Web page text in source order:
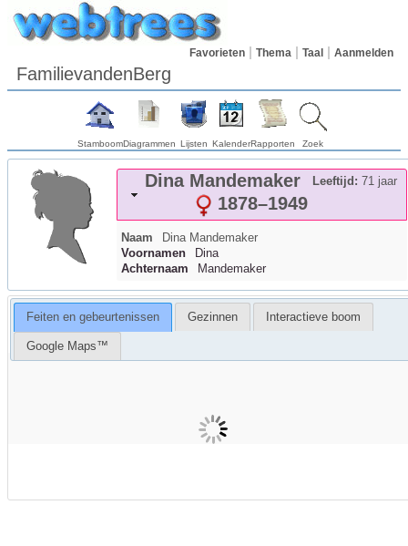
Favorieten Thema Taal Aanmelden
FamilievandenBerg
StamboomDiagrammen Lijsten KalenderRapporten Zoek
Dina Mandemaker Leeftijd: 71 jaar
1878–1949
Naam Dina Mandemaker
Voornamen
Dina
Achternaam
Mandemaker
Feiten en gebeurtenissen Gezinnen Interactieve boom
Google Maps™